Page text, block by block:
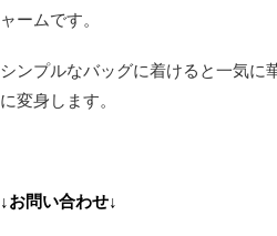
ャームです。
シンプルなバッグに着けると一気に
に変身します。
↓お問い合わせ↓